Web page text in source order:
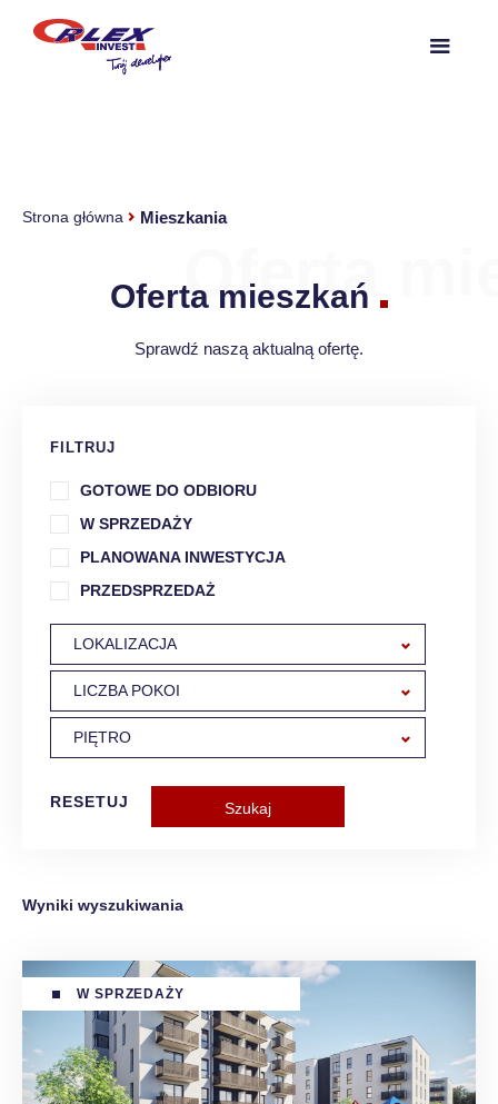
Strona główna Mieszkania
Oferta mieszkań
Sprawdź naszą aktualną ofertę.
Oferta
FILTRUJ
GOTOWE DO ODBIORU
W SPRZEDAŻY
PLANOWANA INWESTYCJA
PRZEDSPRZEDAŻ
LOKALIZACJA
LICZBA POKOI
PIĘTRO
RESETUJ
Wyniki wyszukiwania
W SPRZEDAŻY